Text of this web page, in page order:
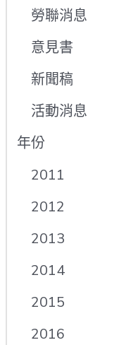
勞聯消息
意見書
新聞稿
活動消息
年份
2011
2012
2013
2014
2015
2016